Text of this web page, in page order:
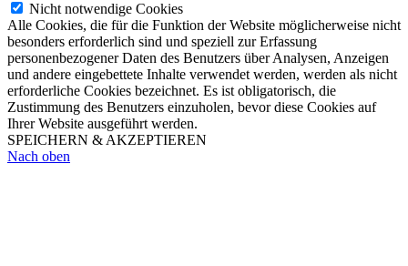
Nicht notwendige Cookies
Alle Cookies, die für die Funktion der Website möglicherweise nicht
besonders erforderlich sind und speziell zur Erfassung
personenbezogener Daten des Benutzers über Analysen, Anzeigen
und andere eingebettete Inhalte verwendet werden, werden als nicht
erforderliche Cookies bezeichnet. Es ist obligatorisch, die
Zustimmung des Benutzers einzuholen, bevor diese Cookies auf
Ihrer Website ausgeführt werden.
SPEICHERN & AKZEPTIEREN
Nach oben